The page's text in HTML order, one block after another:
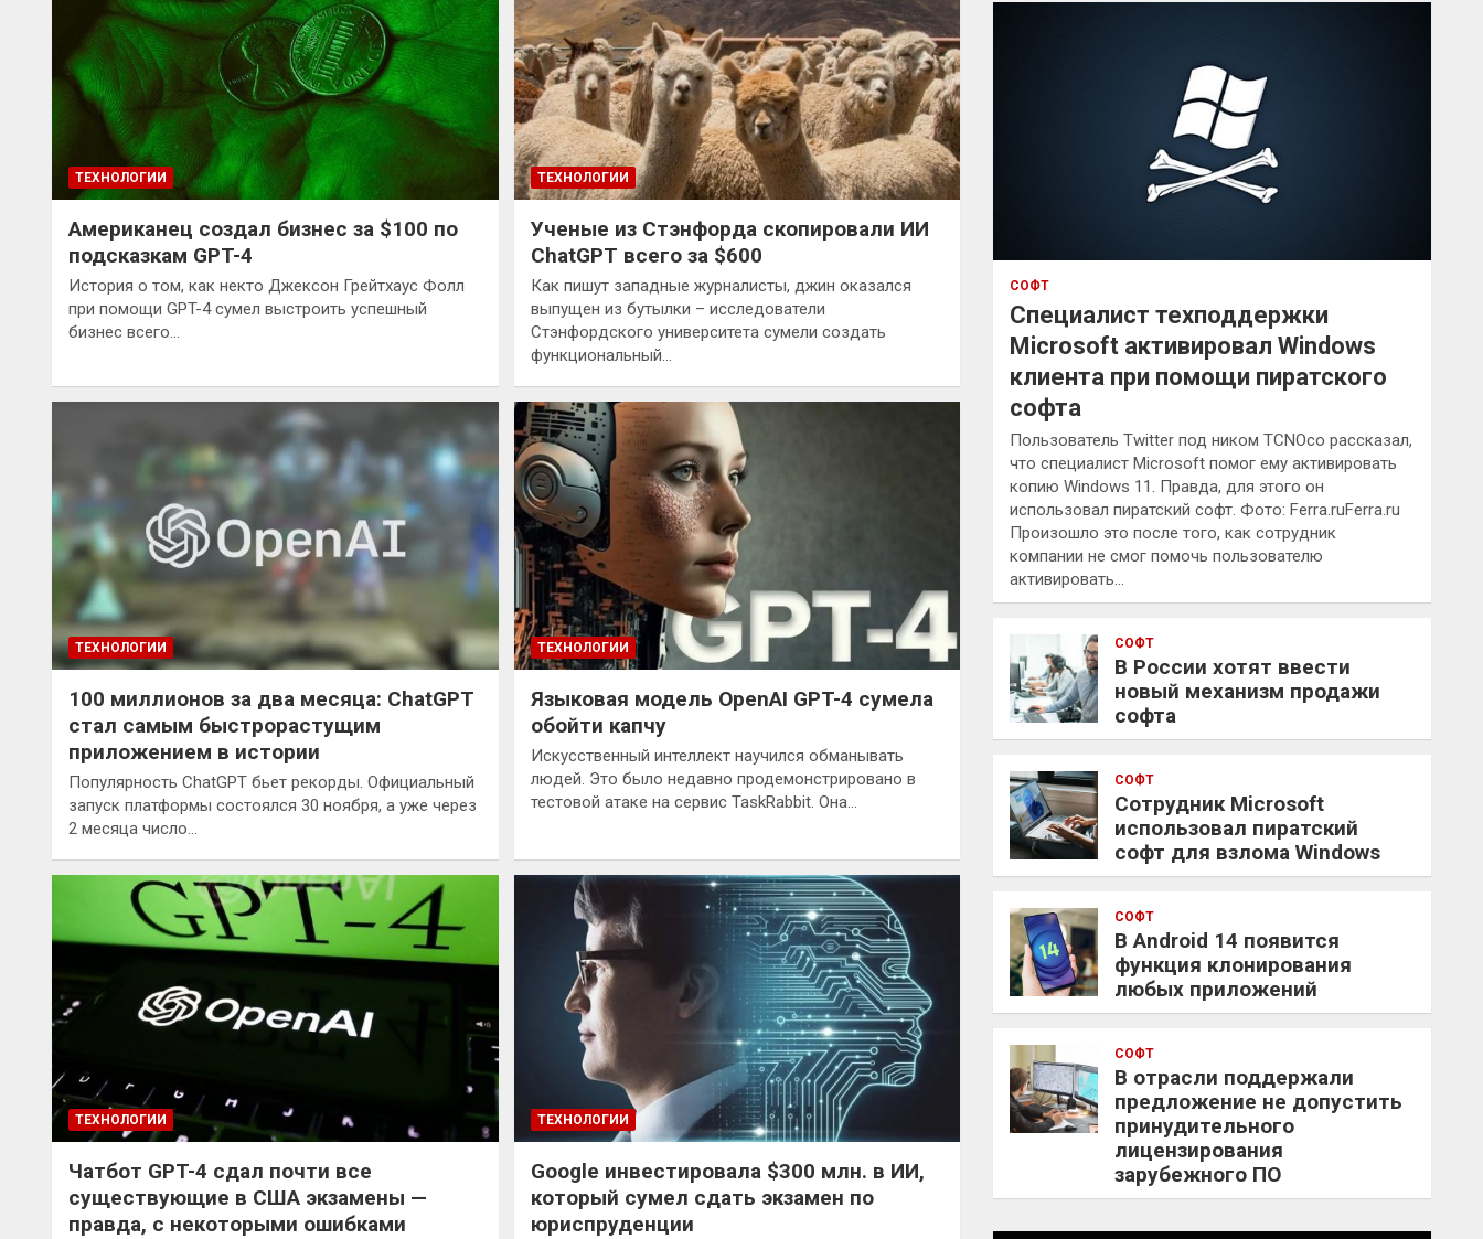
ТЕХНОЛОГИИ
Американец создал бизнес за $100 по
подсказкам GPT-4
История о том, как некто Джексон Грейтхаус Фолл
при помощи GPT-4 сумел выстроить успешный
бизнес всего…
ТЕХНОЛОГИИ
Ученые из Стэнфорда скопировали ИИ
ChatGPT всего за $600
Как пишут западные журналисты, джин оказался
выпущен из бутылки – исследователи
Стэнфордского университета сумели создать
функциональный…
ТЕХНОЛОГИИ
100 миллионов за два месяца: ChatGPT
стал самым быстрорастущим
приложением в истории
Популярность ChatGPT бьет рекорды. Официальный
запуск платформы состоялся 30 ноября, а уже через
2 месяца число…
ТЕХНОЛОГИИ
Языковая модель OpenAI GPT-4 сумела
обойти капчу
Искусственный интеллект научился обманывать
людей. Это было недавно продемонстрировано в
тестовой атаке на сервис TaskRabbit. Она…
ТЕХНОЛОГИИ
Чатбот GPT-4 сдал почти все
существующие в США экзамены —
правда, с некоторыми ошибками
ТЕХНОЛОГИИ
Google инвестировала $300 млн. в ИИ,
который сумел сдать экзамен по
юриспруденции
к
СОФТ
Специалист техподдержки
Microsoft активировал Windows
клиента при помощи пиратского
софта
Пользователь Twitter под ником TCNOco рассказал,
что специалист Microsoft помог ему активировать
копию Windows 11. Правда, для этого он
использовал пиратский софт. Фото: Ferra.ruFerra.ru
Произошло это после того, как сотрудник
компании не смог помочь пользователю
активировать…
СОФТ
В России хотят ввести
новый механизм продажи
софта
СОФТ
Сотрудник Microsoft
использовал пиратский
софт для взлома Windows
СОФТ
В Android 14 появится
функция клонирования
любых приложений
СОФТ
В отрасли поддержали
предложение не допустить
принудительного
лицензирования
зарубежного ПО